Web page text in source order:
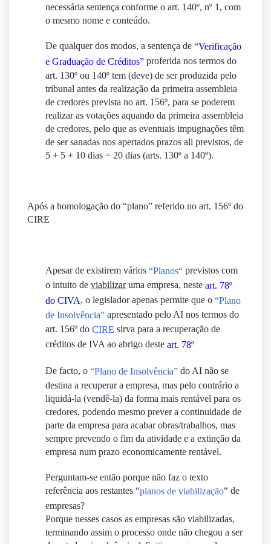
necessária sentença conforme o art. 140º, nº 1, com
o mesmo nome e conteúdo.
De qualquer dos modos, a sentença de “Verificação
e Graduação de Créditos” proferida nos termos do
art. 130º ou 140º tem (deve) de ser produzida pelo
tribunal antes da realização da primeira assembleia
de credores prevista no art. 156º, para se poderem
realizar as votações aquando da primeira assembleia
de credores, pelo que as eventuais impugnações têm
de ser sanadas nos apertados prazos ali previstos, de
5 + 5 + 10 dias = 20 dias (arts. 130º a 140º).
Após a homologação do “plano” referido no art. 156º do
CIRE
Apesar de existirem vários “Planos“ previstos com
o intuito de viabilizaruma empresa, neste art. 78º
do CIVA, o legislador apenas permite que o “Plano
de Insolvência” apresentado pelo AI nos termos do
art. 156º do CIRE sirva para a recuperação de
créditos de IVA ao abrigo deste art. 78º
De facto, o “Plano de Insolvência” do AI não se
destina a recuperar a empresa, mas pelo contrário a
liquidá-la (vendê-la) da forma mais rentável para os
credores, podendo mesmo prever a continuidade de
parte da empresa para acabar obras/trabalhos, mas
sempre prevendo o fim da atividade e a extinção da
empresa num prazo economicamente rentável.
Perguntam-se então porque não faz o texto
referência aos restantes “planos de viabilização“ de
empresas?
Porque nesses casos as empresas são viabilizadas,
terminando assim o processo onde não chegou a ser